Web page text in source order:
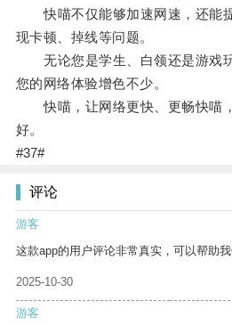
快喵不仅能够加速网速，还能
现卡顿、掉线等问题。
无论您是学生、白领还是游戏
您的网络体验增色不少。
快喵，让网络更快、更畅快喵
好。
#37#
评论
游客
这款app的用户评论非常真实，可以帮助我
2025-10-30
游客